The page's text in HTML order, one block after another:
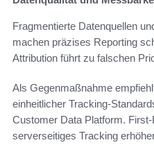
Fragmentierte Datenquellen
machen präzises Reporting
Attribution führt zu falschen
Als Gegenmaßnahme
einheitlicher Tracking-
Customer Data Platform.
serverseitiges Tracking